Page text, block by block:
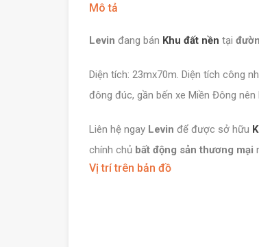
Mô tả
Levin đang bán Khu đất nền tại
Diện tích: 23mx70m. Diện tích công
đông đúc, gần bến xe Miền Đông
Liên hệ ngay Levin để được sở hữu
chính chủ bất động sản thương mại
Vị trí trên bản đồ